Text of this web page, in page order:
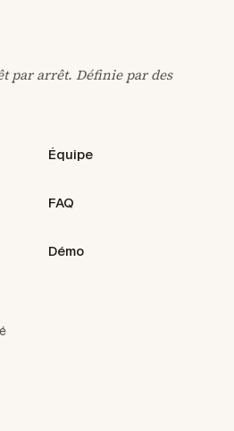
par arrêt. Définie par des
Équipe
FAQ
Démo